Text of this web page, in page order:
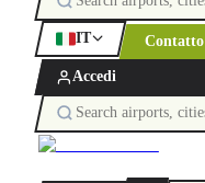
IT Contatto
Accedi